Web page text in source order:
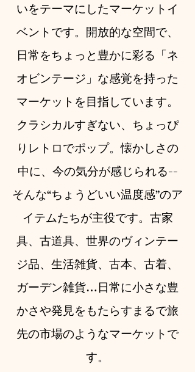
いをテーマにしたマーケットイ
ベントです。開放的な空間で、
日常をちょっと豊かに彩る「ネ
オビンテージ」な感覚を持った
マーケットを目指しています。
クラシカルすぎない、ちょっぴ
りレトロでポップ。懐かしさの
中に、今の気分が感じられる--
そんな“ちょうどいい温度感”のア
イテムたちが主役です。古家
具、古道具、世界のヴィンテー
ジ品、生活雑貨、古本、古着、
ガーデン雑貨…日常に小さな豊
かさや発見をもたらすまるで旅
先の市場のようなマーケットで
す。